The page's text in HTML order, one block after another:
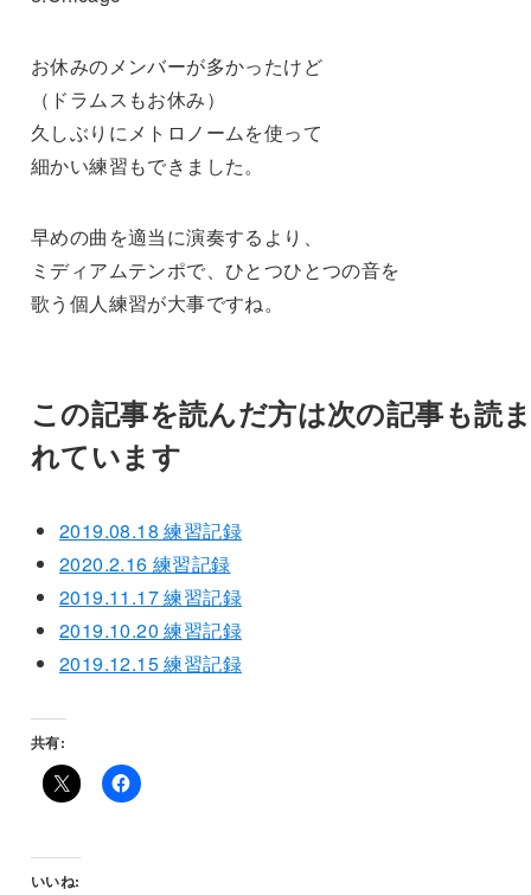
お休みのメンバーが多かったけど
（ドラムスもお休み）
久しぶりにメトロノームを使って
細かい練習もできました。
早めの曲を適当に演奏するより、
ミディアムテンポで、ひとつひとつの音を
歌う個人練習が大事ですね。
この記事を読んだ方は次の記事も読
れています
2019.08.18 練習記録
2020.2.16 練習記録
2019.11.17 練習記録
2019.10.20 練習記録
2019.12.15 練習記録
共有:
いいね: